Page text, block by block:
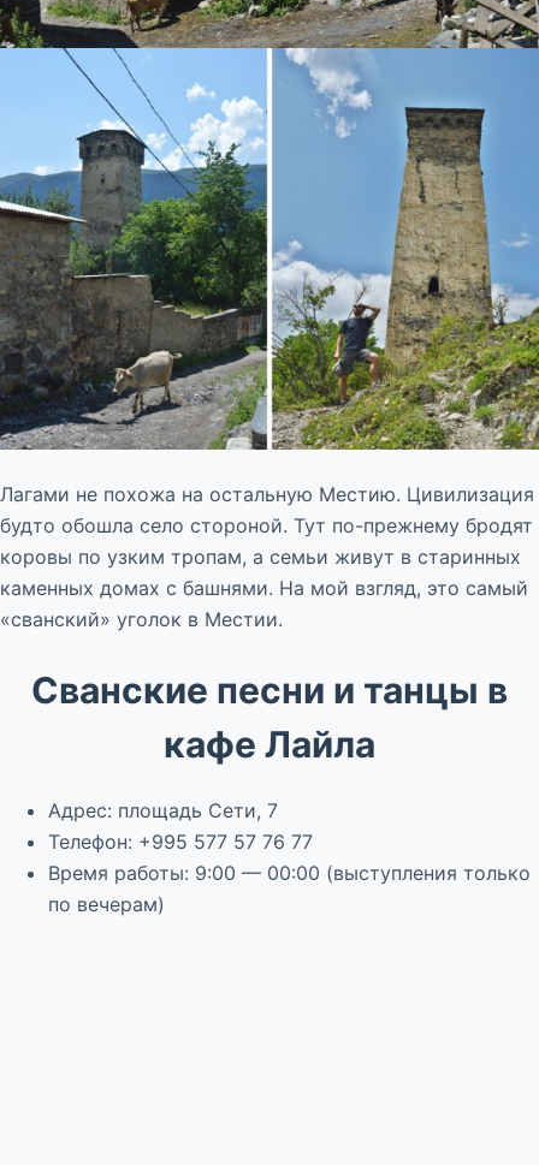
Лагами не похожа на остальную Местию. Цивилизация
будто обошла село стороной. Тут по-прежнему бродят
коровы по узким тропам, а семьи живут в старинных
каменных домах с башнями. На мой взгляд, это самый
«сванский» уголок в Местии.
Сванские песни и танцы в
кафе Лайла
Адрес: площадь Сети, 7
Телефон: +995 577 57 76 77
Время работы: 9:00 — 00:00 (выступления только
по вечерам)